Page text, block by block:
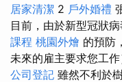
居家清潔 2 戶外婚禮
目前，由於新型冠狀
課程 桃園外燴 的預防
未來的雇主要求您工
公司登記 雖然不利於